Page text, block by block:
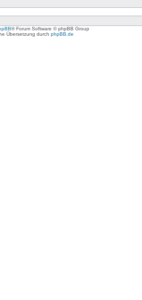
® Forum Software © phpBB Group
Übersetzung durch phpBB.de